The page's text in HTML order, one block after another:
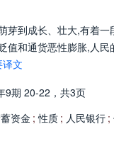
芽到成长、壮大,有着
值和通货恶性膨胀,人
文
9期 20-22， 共3页
资金 ; 性质 ; 人民银行 ;